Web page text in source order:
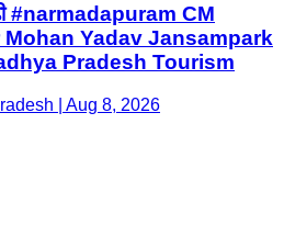
#narmadapuram CM
Yadav Jansampark
Pradesh Tourism
| Aug 8, 2026